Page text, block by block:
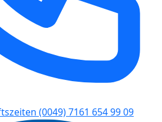
(0049) 7161 654 99 09